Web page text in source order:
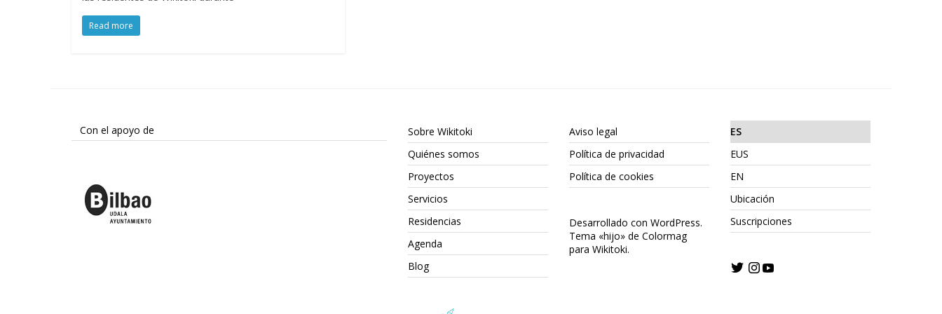
Read more
Con el apoyo de
Sobre Wikitoki
Quiénes somos
Proyectos
Servicios
Residencias
Agenda
Blog
Aviso legal
Política de privacidad
Política de cookies
Desarrollado con WordPress.
Tema «hijo» de Colormag
para Wikitoki.
ES
EUS
EN
Ubicación
Suscripciones